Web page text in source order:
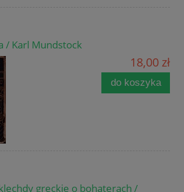
/ Karl Mundstock
18,00 zł
do koszyka
greckie o bohaterach /